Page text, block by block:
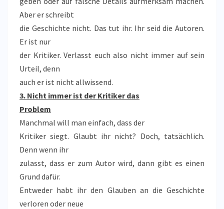
Aber er schreibt
die Geschichte nicht. Das tut ihr. Ihr seid die Autoren.
Er ist nur
der Kritiker. Verlasst euch also nicht immer auf sein
Urteil, denn
auch er ist nicht allwissend.
3. Nicht immer ist der Kritiker das
Problem
Manchmal will man einfach, dass der
Kritiker siegt. Glaubt ihr nicht? Doch, tatsächlich.
Denn wenn ihr
zulasst, dass er zum Autor wird, dann gibt es einen
Grund dafür.
Entweder habt ihr den Glauben an die Geschichte
verloren oder neue